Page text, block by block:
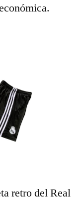
retro del Real